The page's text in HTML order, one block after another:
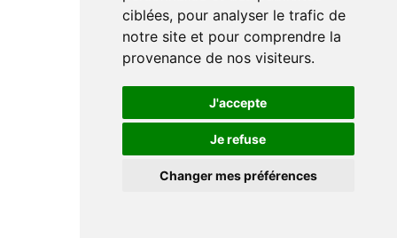
ciblées, pour analyser le trafic de
notre site et pour comprendre la
provenance de nos visiteurs.
J'accepte
Je refuse
Changer mes préférences